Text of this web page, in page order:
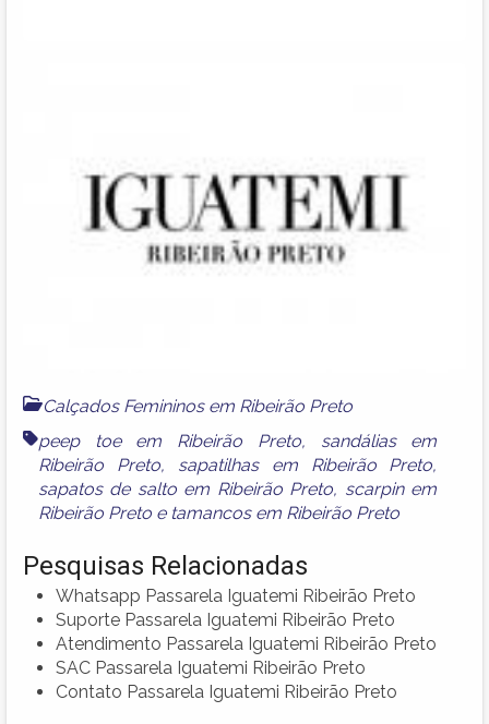
Calçados Femininos em Ribeirão Preto
peep toe em Ribeirão Preto, sandálias em
Ribeirão Preto, sapatilhas em Ribeirão Preto,
sapatos de salto em Ribeirão Preto, scarpin em
Ribeirão Preto e tamancos em Ribeirão Preto
Pesquisas Relacionadas
Whatsapp Passarela Iguatemi Ribeirão Preto
Suporte Passarela Iguatemi Ribeirão Preto
Atendimento Passarela Iguatemi Ribeirão Preto
SAC Passarela Iguatemi Ribeirão Preto
Contato Passarela Iguatemi Ribeirão Preto